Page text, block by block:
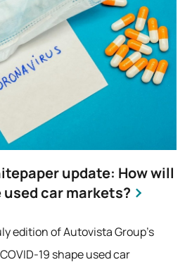
update: How will
used car markets?
edition of Autovista Group’s
19 shape used car